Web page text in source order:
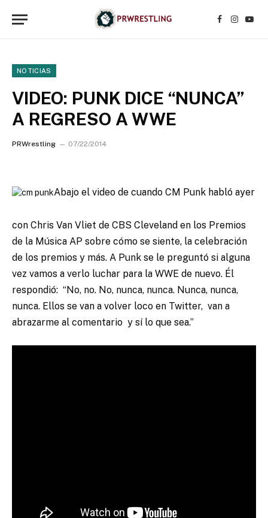
Facebook
NOTICIAS
VIDEO: PUNK DICE “NUNCA”
A REGRESO A WWE
PRWrestling 07/22/2014
Abajo el video de cuando CM Punk habló ayer
con Chris Van Vliet de CBS Cleveland en los Premios
de la Música AP sobre cómo se siente, la celebración
de los premios y más. A Punk se le preguntó si alguna
vez vamos a verlo luchar para la WWE de nuevo. Él
respondió: “No, no. No, nunca, nunca. Nunca, nunca,
nunca. Ellos se van a volver loco en Twitter, van a
abrazarme al comentario y sí lo que sea.”